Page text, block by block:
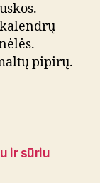
pipirų.
ir sūriu